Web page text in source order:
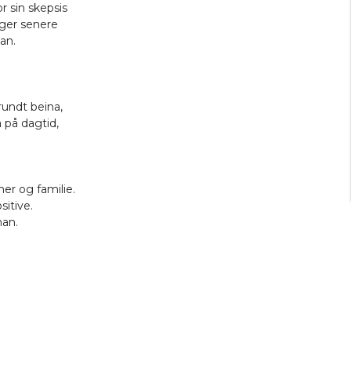
sin skepsis
senere
beina,
på dagtid,
og familie.